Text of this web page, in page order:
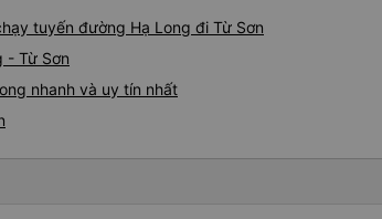
tuyến đường Hạ Long đi Từ Sơn
- Từ Sơn
nhanh và uy tín nhất